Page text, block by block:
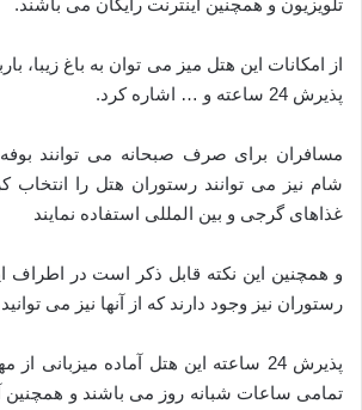
از امکانات این هتل میز می توان به باغ زیبا،
پذیرش 24 ساعته و … اشاره کرد.
مسافران برای صرف صبحانه می توانند
شام نیز می توانند رستوران هتل را انتخاب
غذاهای گرجی و بین المللی استفاده نمایند
و همچنین این نکته قابل ذکر است در اطراف
رستوران نیز وجود دارند که از آنها نیز می
پذیرش 24 ساعته این هتل آماده میزبانی
تمامی ساعات شبانه روز می باشند و همچنین